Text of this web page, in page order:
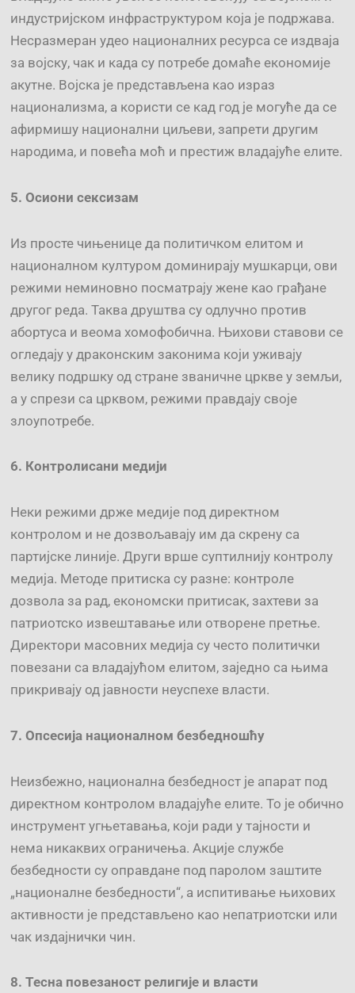
индустријском инфраструктуром која је подржава.
Несразмеран удео националних ресурса се издваја
за војску, чак и када су потребе домаће економије
акутне. Војска је представљена као израз
национализма, а користи се кад год је могуће да се
афирмишу национални циљеви, запрети другим
народима, и повећа моћ и престиж владајуће елите.
5. Осиони сексизам
Из просте чињенице да политичком елитом и
националном културом доминирају мушкарци, ови
режими неминовно посматрају жене као грађане
другог реда. Таква друштва су одлучно против
абортуса и веома хомофобична. Њихови ставови се
огледају у драконским законима који уживају
велику подршку од стране званичне цркве у земљи,
а у спрези са црквом, режими правдају своје
злоупотребе.
6. Контролисани медији
Неки режими држе медије под директном
контролом и не дозвољавају им да скрену са
партијске линије. Други врше суптилнију контролу
медија. Методе притиска су разне: контроле
дозвола за рад, економски притисак, захтеви за
патриотско извештавање или отворене претње.
Директори масовних медија су често политички
повезани са владајућом елитом, заједно са њима
прикривају од јавности неуспехе власти.
7. Опсесија националном безбедношћу
Неизбежно, национална безбедност је апарат под
директном контролом владајуће елите. То је обично
инструмент угњетавања, који ради у тајности и
нема никаквих ограничења. Акције службе
безбедности су оправдане под паролом заштите
„националне безбедности“, а испитивање њихових
активности је представљено као непатриотски или
чак издајнички чин.
8. Тесна повезаност религије и власти